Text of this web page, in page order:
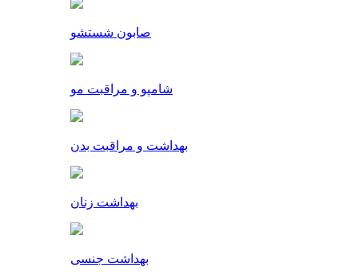
صابون شستشو
شامپو و مراقبت مو
بهداشت و مراقبت بدن
بهداشت زنان
بهداشت جنسی